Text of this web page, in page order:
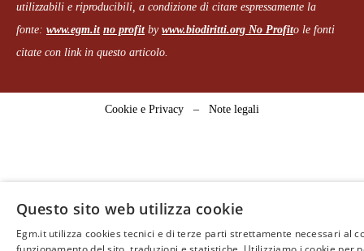
utilizzabili e riproducibili, a condizione di citare espressamente la
fonte: www.egm.it no profitby www.biodiritti.org No Profito le fonti
citate con link in questo articolo.
Cookie e Privacy – Note legali
Questo sito web utilizza cookie
Egm.it utilizza cookies tecnici e di terze parti strettamente necessari al